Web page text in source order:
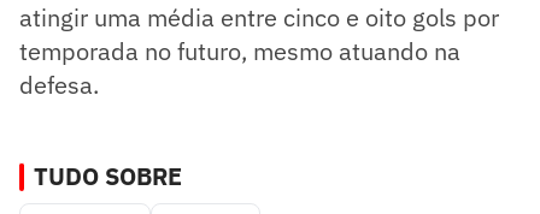
atingir uma média entre cinco e oito gols por
temporada no futuro, mesmo atuando na
defesa.
TUDO SOBRE